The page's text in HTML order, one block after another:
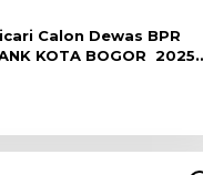
Calon Dewas BPR
KOTA BOGOR 2025-